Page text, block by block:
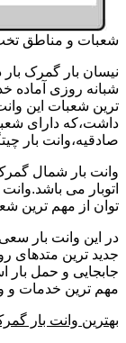
شعبات و مناطق
نیسان بار گمرک
شبانه روزی آماده
ترین شعبات این
داشت،که دارای
صادقیه،وانت بار
وانت بار شمال
اتوبار می
توان از مهم ترین
در این وانت بار
جدید ترین متدهای
جابجایی و حمل بار
مهم ترین خدمات و
بهترین وانت بار